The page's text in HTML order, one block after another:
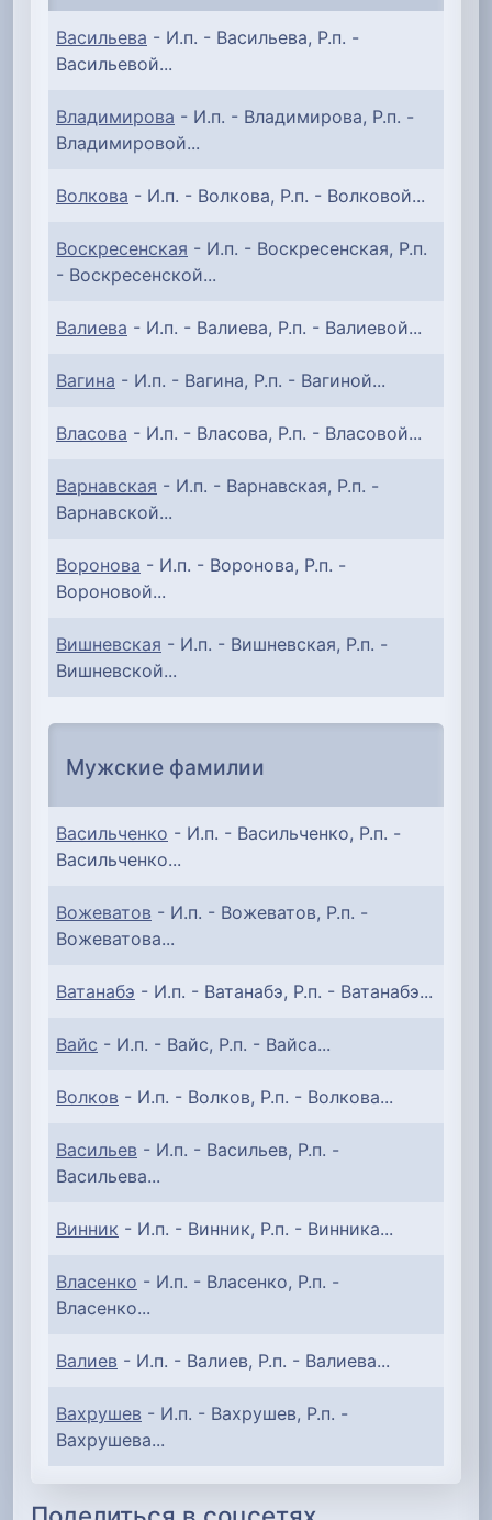
Васильева - И.п. - Васильева, Р.п. -
Васильевой...
Владимирова - И.п. - Владимирова, Р.п. -
Владимировой...
Волкова - И.п. - Волкова, Р.п. - Волковой...
Воскресенская - И.п. - Воскресенская, Р.п.
- Воскресенской...
Валиева - И.п. - Валиева, Р.п. - Валиевой...
Вагина - И.п. - Вагина, Р.п. - Вагиной...
Власова - И.п. - Власова, Р.п. - Власовой...
Варнавская - И.п. - Варнавская, Р.п. -
Варнавской...
Воронова - И.п. - Воронова, Р.п. -
Вороновой...
Вишневская - И.п. - Вишневская, Р.п. -
Вишневской...
Мужские фамилии
Васильченко - И.п. - Васильченко, Р.п. -
Васильченко...
Вожеватов - И.п. - Вожеватов, Р.п. -
Вожеватова...
Ватанабэ - И.п. - Ватанабэ, Р.п. - Ватанабэ...
Вайс - И.п. - Вайс, Р.п. - Вайса...
Волков - И.п. - Волков, Р.п. - Волкова...
Васильев - И.п. - Васильев, Р.п. -
Васильева...
Винник - И.п. - Винник, Р.п. - Винника...
Власенко - И.п. - Власенко, Р.п. -
Власенко...
Валиев - И.п. - Валиев, Р.п. - Валиева...
Вахрушев - И.п. - Вахрушев, Р.п. -
Вахрушева...